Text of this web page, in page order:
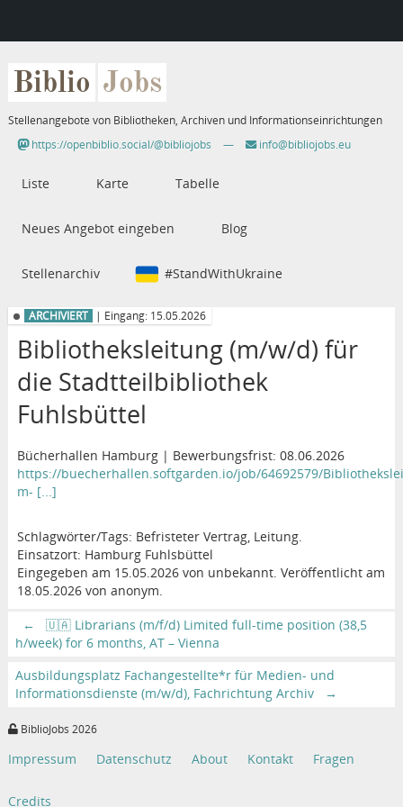
Biblio Jobs
Stellenangebote von Bibliotheken, Archiven und Informationseinrichtungen
https://openbiblio.social/@bibliojobs
— info@bibliojobs.eu
Liste Karte Tabelle
Neues Angebot eingeben Blog
Stellenarchiv #StandWithUkraine
ARCHIVIERT | Eingang: 15.05.2026
Bibliotheksleitung (m/w/d) für
die Stadtteilbibliothek
Fuhlsbüttel
Bücherhallen Hamburg | Bewerbungsfrist: 08.06.2026
https://buecherhallen.softgarden.io/job/64692579/
m- [...]
Schlagwörter/Tags: Befristeter Vertrag, Leitung.
Einsatzort: Hamburg Fuhlsbüttel
Eingegeben am 15.05.2026 von unbekannt. Veröffentlicht am
18.05.2026 von anonym.
←
🇺🇦 Librarians (m/f/d) Limited full-time position (38,5
h/week) for 6 months, AT – Vienna
Ausbildungsplatz Fachangestellte*r für Medien- und
Informationsdienste (m/w/d), Fachrichtung Archiv
→
BiblioJobs 2026
Impressum Datenschutz About Kontakt Fragen
Credits